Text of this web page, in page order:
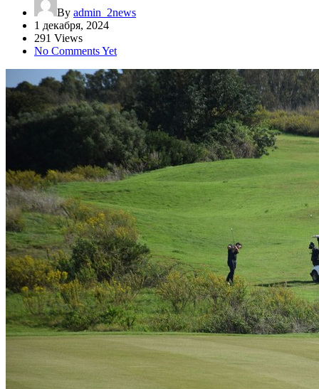
By admin_2news
1 декабря, 2024
291 Views
No Comments Yet